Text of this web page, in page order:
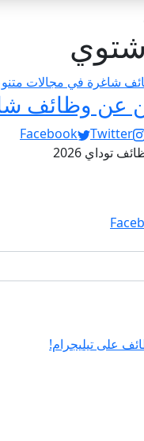
عن وظائف
Facebook Twitter
2026
على تيليجرام!